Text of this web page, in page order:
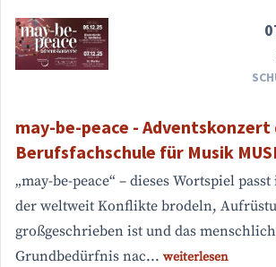
may-be-peace - Adventskonzert
Berufsfachschule für Musik
„may-be-peace“ – dieses Wortspiel
der weltweit Konflikte brodeln,
großgeschrieben ist und das
Grundbedürfnis nac... weiterlesen